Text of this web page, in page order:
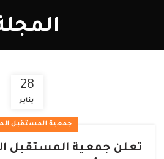
28
يناير
جمعية المستقبل
تعلن جمعية المستقبل